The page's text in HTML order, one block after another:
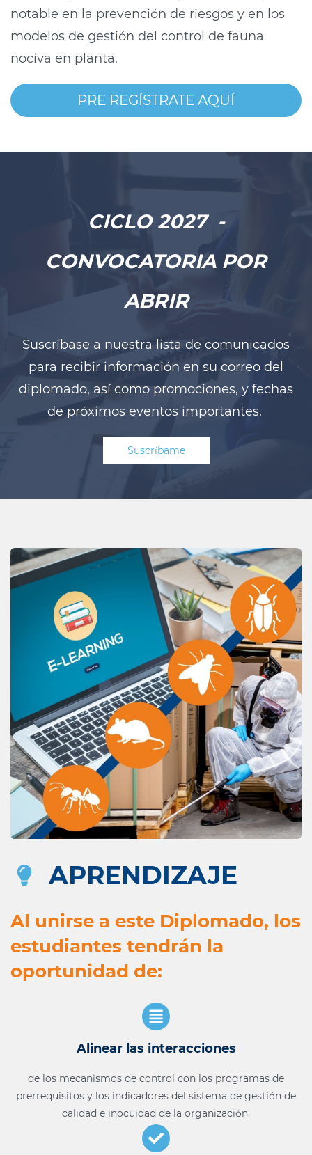
notable en la prevención de riesgos y en los
modelos de gestión del control de fauna
nociva en planta.
PRE REGÍSTRATE AQUÍ
CICLO 2027 -
CONVOCATORIA POR
ABRIR
Suscríbase a nuestra lista de comunicados
para recibir información en su correo del
diplomado, así como promociones, y fechas
de próximos eventos importantes.
Suscríbame
APRENDIZAJE
Al unirse a este Diplomado, los
estudiantes tendrán la
oportunidad de:
Alinear las interacciones
de los mecanismos de control con los programas de
prerrequisitos y los indicadores del sistema de gestión de
calidad e inocuidad de la organización.